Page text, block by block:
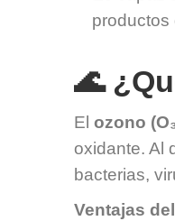
productos
🌊
El ozono
oxidante. Al
bacterias,
Ventajas